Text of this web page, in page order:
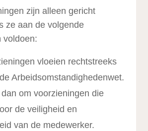
zijn alleen gericht
ze aan de volgende
voldoen:
vloeien rechtstreeks
Arbeidsomstandighedenwet.
om voorzieningen die
de veiligheid en
van de medewerker.